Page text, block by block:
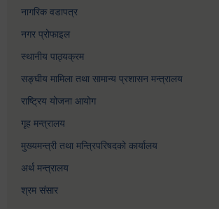
नागरिक वडापत्र
नगर प्रोफाइल
स्थानीय पाठ्यक्रम
सङ्घीय मामिला तथा सामान्य प्रशासन मन्त्रालय
राष्ट्रिय योजना आयोग
गृह मन्त्रालय
मुख्यमन्त्री तथा मन्त्रिपरिषदको कार्यालय
अर्थ मन्त्रालय
श्रम संसार